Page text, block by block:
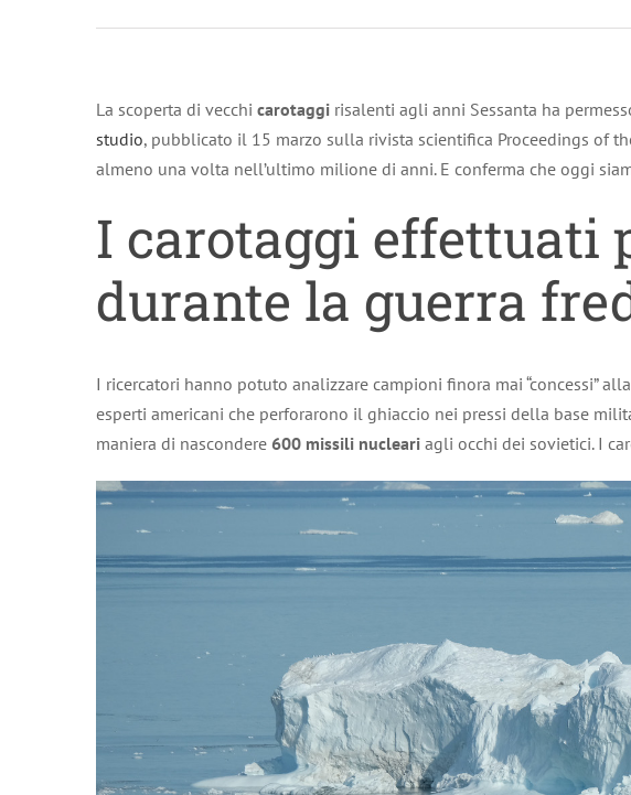
La scoperta di vecchi carotaggi risalenti agli anni Sessanta ha
studio, pubblicato il 15 marzo sulla rivista scientifica Proceedings of
almeno una volta nell’ultimo milione di anni. E conferma che oggi
I carotaggi effettuati
durante la guerra
I ricercatori hanno potuto analizzare campioni finora mai “concessi”
esperti americani che perforarono il ghiaccio nei pressi della base
maniera di nascondere 600 missili nucleari agli occhi dei sovietici. I